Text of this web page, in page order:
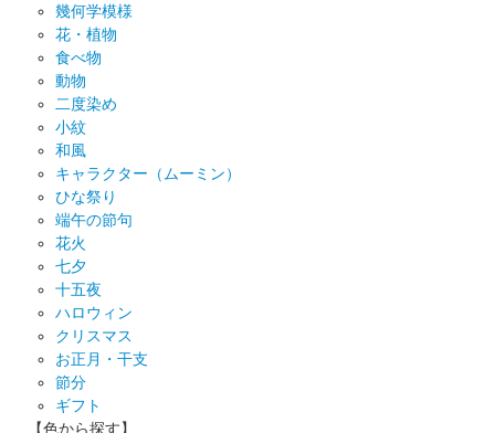
幾何学模様
花・植物
食べ物
動物
二度染め
小紋
和風
キャラクター（ムーミン）
ひな祭り
端午の節句
花火
七夕
十五夜
ハロウィン
クリスマス
お正月・干支
節分
ギフト
【色から探す】